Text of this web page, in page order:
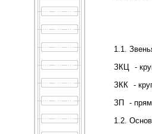
1.1.
ЗКЦ
-
ЗКК
-
ЗП
-
1.2.